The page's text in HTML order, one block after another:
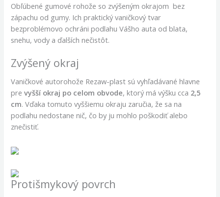
Obľúbené gumové rohože so zvýšeným okrajom bez
zápachu od gumy. Ich praktický vaničkový tvar
bezproblémovo ochráni podlahu Vášho auta od blata,
snehu, vody a ďalších nečistôt.
Zvýšený okraj
Vaničkové autorohože Rezaw-plast sú vyhľadávané hlavne
prevyšší okraj po celom obvode, ktorý má výšku cca 2,5
cm. Vďaka tomuto vyššiemu okraju zaručia, že sa na
podlahu nedostane nič, čo by ju mohlo poškodiť alebo
znečistiť.
Protišmykový povrch